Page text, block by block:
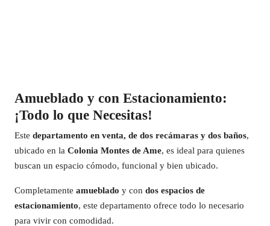
Amueblado y con Estacionamiento:
¡Todo lo que Necesitas!
Este departamento en venta, de dos recámaras y dos baños,
ubicado en la Colonia Montes de Ame, es ideal para quienes
buscan un espacio cómodo, funcional y bien ubicado.
Completamente amueblado y con dos espacios de
estacionamiento, este departamento ofrece todo lo necesario
para vivir con comodidad.